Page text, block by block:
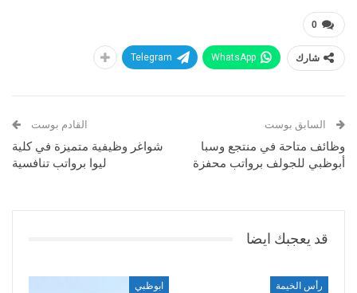
0
شارك WhatsApp
Telegram
السابق بوست
وظائف متاحة في منتجع وسبا
أبوظبي للجولف برواتب محفزة
القادم بوست
شواغر وظيفية متميزة في كلية
ليوا برواتب تنافسية
قد يعجبك ايضا
رأس الخيمة ابوظبي